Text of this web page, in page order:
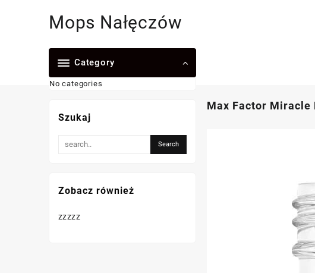
Mops Nałęczów
Category
No categories
Max Factor Miracle
Szukaj
Zobacz również
zzzzz